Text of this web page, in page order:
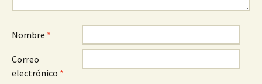
Nombre *
Correo
electrónico *